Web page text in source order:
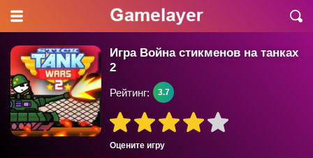
Игра Война стикменов на танках
2
Оцените игру
Рейтинг: 3.7